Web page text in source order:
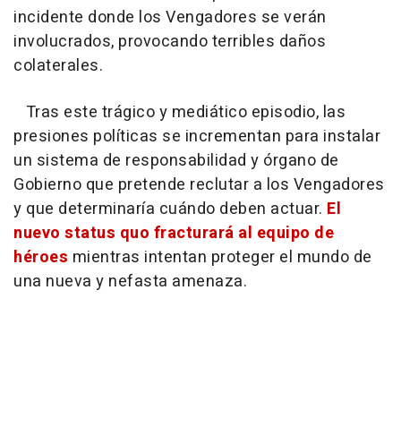
incidente donde los Vengadores se verán
involucrados, provocando terribles daños
colaterales.
Tras este trágico y mediático episodio, las
presiones políticas se incrementan para instalar
un sistema de responsabilidad y órgano de
Gobierno que pretende reclutar a los Vengadores
y que determinaría cuándo deben actuar. El
nuevo status quo fracturará al equipo de
héroes mientras intentan proteger el mundo de
una nueva y nefasta amenaza.